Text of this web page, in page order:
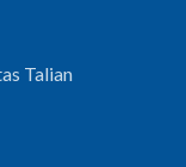
Talian